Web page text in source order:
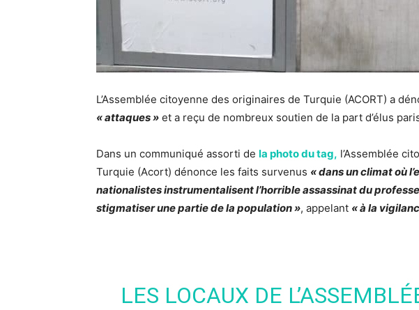
L’Assemblée citoyenne des originaires de Turquie (ACORT) a
« attaques » et a reçu de nombreux soutien de la part d’élus
Dans un communiqué assorti de la photo du tag, l’Assemblée
Turquie (Acort) dénonce les faits survenus « dans un climat où
nationalistes instrumentalisent l’horrible assassinat du
stigmatiser une partie de la population », appelant « à la
LES LOCAUX DE